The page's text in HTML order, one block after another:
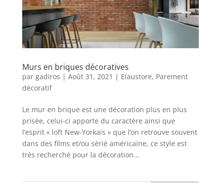
Murs en briques décoratives
par gadiros | Août 31, 2021 | Elaustore, Parement
décoratif
Le mur en brique est une décoration plus en plus
prisée, celui-ci apporte du caractère ainsi que
l’esprit « loft New-Yorkais » que l’on retrouve souvent
dans des films et/ou sérié américaine, ce style est
très recherché pour la décoration...